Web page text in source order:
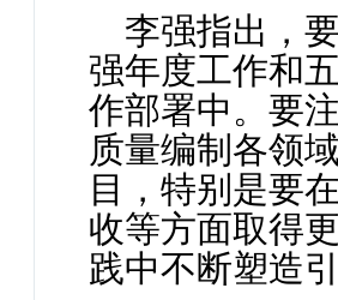
李强指出，
强年度工作和
作部署中。要
质量编制各领
目，特别是要
收等方面取得
践中不断塑造